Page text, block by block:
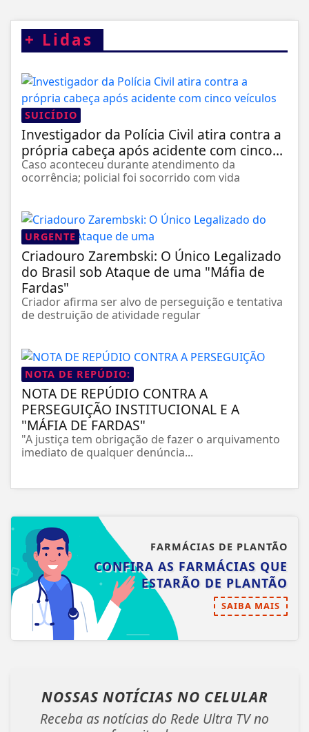
+ Lidas
SUICÍDIO
Investigador da Polícia Civil atira contra a
própria cabeça após acidente com cinco...
Caso aconteceu durante atendimento da
ocorrência; policial foi socorrido com vida
URGENTE
Criadouro Zarembski: O Único Legalizado
do Brasil sob Ataque de uma "Máfia de
Fardas"
Criador afirma ser alvo de perseguição e tentativa
de destruição de atividade regular
NOTA DE REPÚDIO:
NOTA DE REPÚDIO CONTRA A
PERSEGUIÇÃO INSTITUCIONAL E A
"MÁFIA DE FARDAS"
"A justiça tem obrigação de fazer o arquivamento
imediato de qualquer denúncia...
FARMÁCIAS DE PLANTÃO
CONFIRA AS FARMÁCIAS QUE
ESTARÃO DE PLANTÃO
SAIBA MAIS
NOSSAS NOTÍCIAS NO CELULAR
Receba as notícias do Rede Ultra TV no